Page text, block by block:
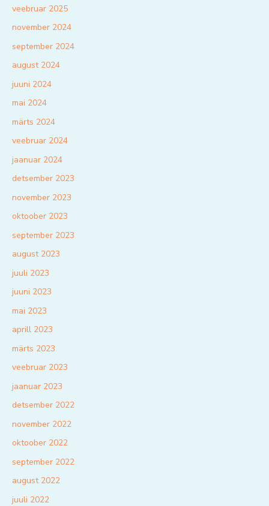
veebruar 2025
november 2024
september 2024
august 2024
juuni 2024
mai 2024
märts 2024
veebruar 2024
jaanuar 2024
detsember 2023
november 2023
oktoober 2023
september 2023
august 2023
juuli 2023
juuni 2023
mai 2023
aprill 2023
märts 2023
veebruar 2023
jaanuar 2023
detsember 2022
november 2022
oktoober 2022
september 2022
august 2022
juuli 2022